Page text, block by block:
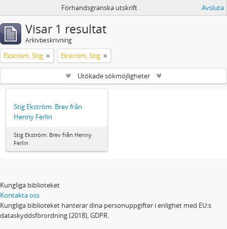
Förhandsgranska utskrift Avsluta
Visar 1 resultat
Arkivbeskrivning
Ekström, Stig Ekström, Stig
Utökade sökmöjligheter
Stig Ekström: Brev från
Henny Ferlin
Stig Ekström: Brev från Henny
Ferlin
Kungliga biblioteket
Kontakta oss
Kungliga biblioteket hanterar dina personuppgifter i enlighet med EU:s
dataskyddsförordning (2018), GDPR.